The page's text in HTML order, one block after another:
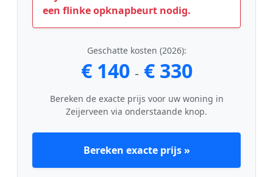
een flinke opknapbeurt nodig.
Geschatte kosten (2026):
€ 140 - € 330
Bereken de exacte prijs voor uw woning in
Zeijerveen via onderstaande knop.
Bereken exacte prijs »